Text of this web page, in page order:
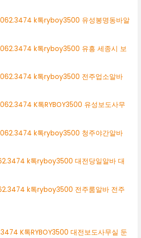
k톡ryboy3500 유성봉명동바알
k톡ryboy3500 유흥 세종시 보
k톡ryboy3500 전주업소알바
K톡RYBOY3500 유성보도사무
k톡ryboy3500 청주야간알바
k톡ryboy3500 대전당일알바 대
k톡ryboy3500 전주룸알바 전주
K톡RYBOY3500 대전보도사무실 둔